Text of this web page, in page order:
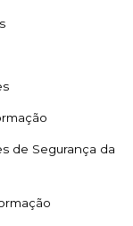
de Segurança da